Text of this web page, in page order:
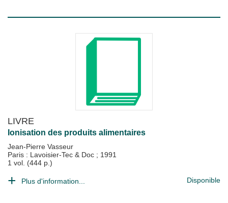
LIVRE
Ionisation des produits alimentaires
Jean-Pierre Vasseur
Paris : Lavoisier-Tec & Doc ; 1991
1 vol. (444 p.)
Plus d'information... Disponible